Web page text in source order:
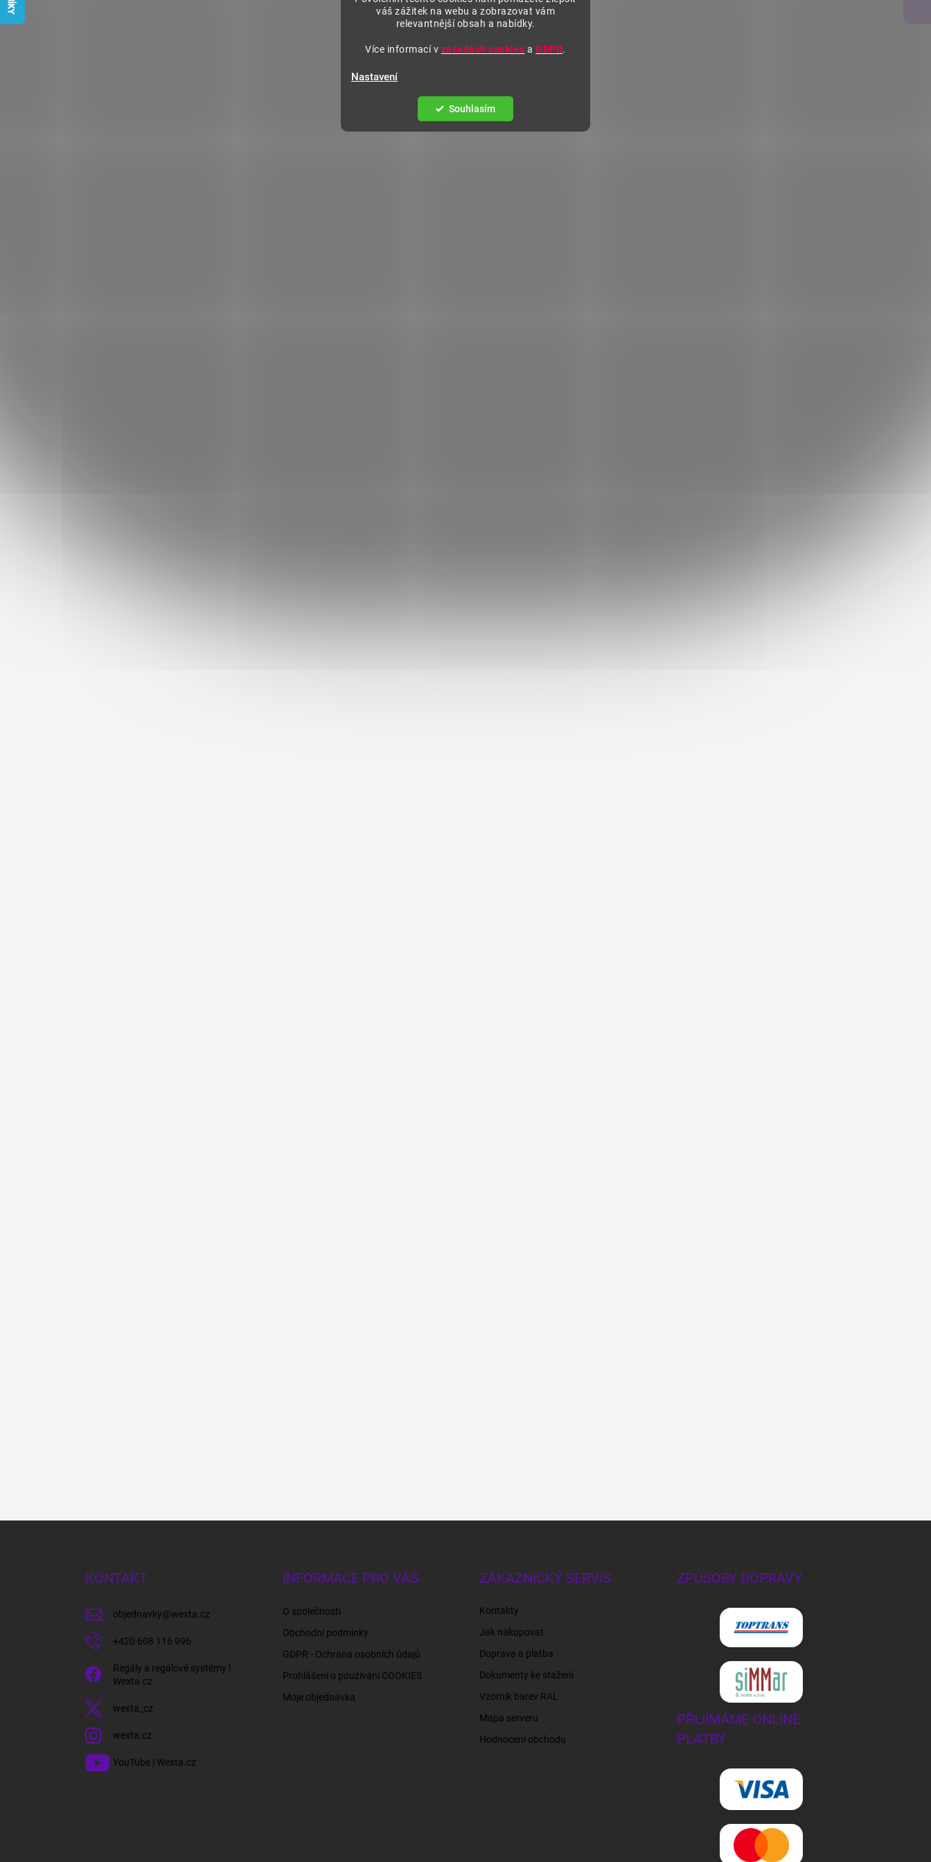
váš zážitek na webu a zobrazovat vám
relevantnější obsah a nabídky.
Více informací v zásadách cookies aGDPR.
Nastavení
Souhlasím
KONTAKT
objednavky@wexta.cz
+420 608 116 996
Regály a regálové systémy l
Wexta.cz
wexta_cz
wexta.cz
YouTube | Wexta.cz
INFORMACE PRO VÁS
O společnosti
Obchodní podmínky
GDPR - Ochrana osobních údajů
Prohlášení o používání COOKIES
Moje objednávka
ZÁKAZNICKÝ SERVIS
Kontakty
Jak nakupovat
Doprava a platba
Dokumenty ke stažení
Vzorník barev RAL
Mapa serveru
Hodnocení obchodu
ZPŮSOBY DOPRAVY
PŘIJÍMÁME ONLINE
PLATBY